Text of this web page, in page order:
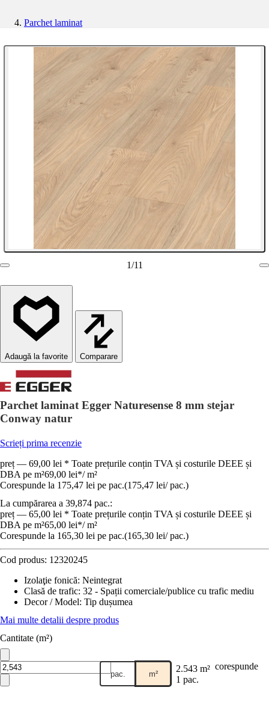
Parchet laminat
1/11
Comparare
Parchet laminat Egger Naturesense 8 mm stejar
Conway natur
Scrieți prima recenzie
preț — 69,00 lei * Toate prețurile conțin TVA și costurile DEEE și
DBA pe m²69,00 lei*/ m²
Corespunde la 175,47 lei pe pac.(175,47 lei/ pac.)
La cumpărarea a 39,874 pac.:
preț — 65,00 lei * Toate prețurile conțin TVA și costurile DEEE și
DBA pe m²65,00 lei*/ m²
Corespunde la 165,30 lei pe pac.(165,30 lei/ pac.)
Cod produs: 12320245
Izolaţie fonică: Neintegrat
Clasă de trafic: 32 - Spații comerciale/publice cu trafic mediu
Decor / Model: Tip dușumea
Mai multe detalii despre produs
Cantitate (m²)
pac. m² 2.543 m² corespunde
1 pac.